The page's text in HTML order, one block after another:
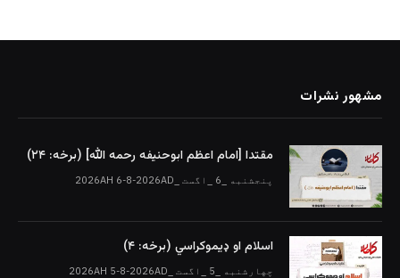
مشهور نشرات
مقتدا [امام اعظم ابوحنیفه رحمه الله‎] (برخه: ۲۴)
پنجشنبه _6 _اگست _2026AH 6-8-2026AD
اسلام او ډیموکراسي (برخه: ۴)
چهارشنبه _5 _اگست _2026AH 5-8-2026AD